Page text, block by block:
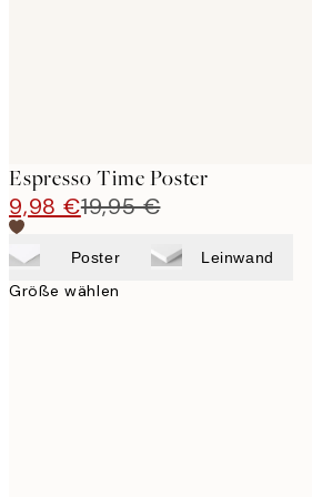
Espresso Time Poster
9,98 €19,95 €
Poster Leinwand
Größe wählen